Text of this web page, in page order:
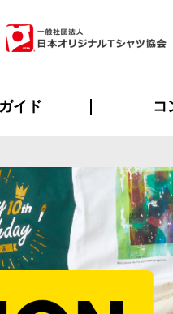
ェット スポー
般 の
イド
ついて
ついて
レート集
レーター
ント集）
工一覧
コ